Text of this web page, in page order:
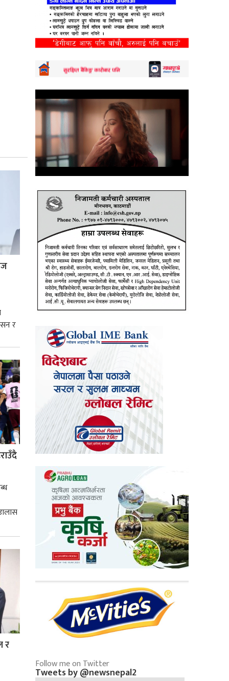
र
र
Follow me on Twitter
Tweets by @newsnepal2